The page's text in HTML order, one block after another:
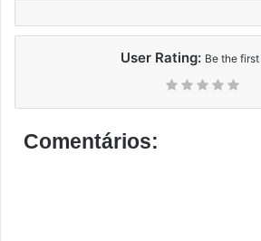
User Rating: Be the first
Comentários: